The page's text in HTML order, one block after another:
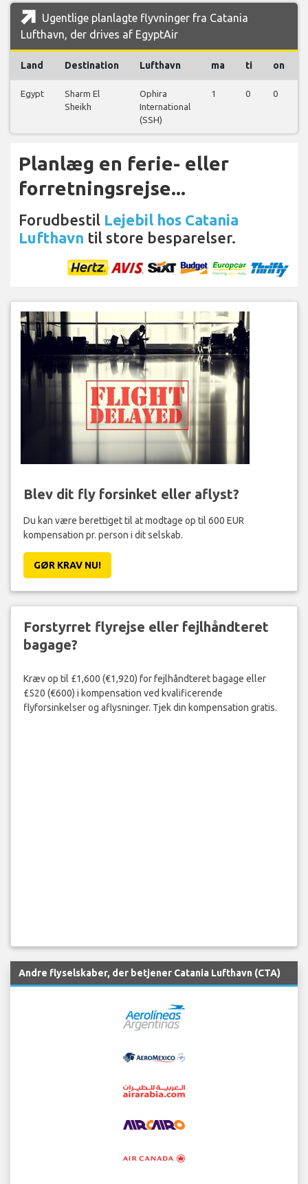
Ugentlige planlagte flyvninger fra Catania
Lufthavn, der drives af EgyptAir
Land Destination Lufthavn ma ti on
Egypt
Sharm El
Sheikh
Ophira
International
(SSH)
1 0 0
Planlæg en ferie- eller
forretningsrejse...
Forudbestil Lejebil hos Catania
Lufthavn til store besparelser.
Blev dit fly forsinket eller aflyst?
Du kan være berettiget til at modtage op til 600 EUR
kompensation pr. person i dit selskab.
GØR KRAV NU!
Forstyrret flyrejse eller fejlhåndteret
bagage?
Kræv op til £1,600 (€1,920) for fejlhåndteret bagage eller
£520 (€600) i kompensation ved kvalificerende
flyforsinkelser og aflysninger. Tjek din kompensation gratis.
Andre flyselskaber, der betjener Catania Lufthavn (CTA)